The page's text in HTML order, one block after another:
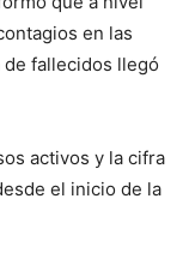
en las
fallecidos llegó
activos y la cifra
el inicio de la